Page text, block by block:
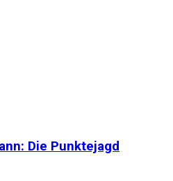
Die Punktejagd